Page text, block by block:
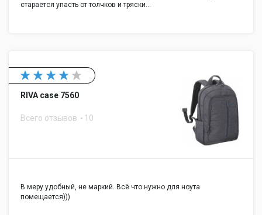
старается упасть от толчков и тряски…
RIVA case 7560
Всего отзывов 10
В меру удобный, не маркий. Всё что нужно для ноута
помещается)))